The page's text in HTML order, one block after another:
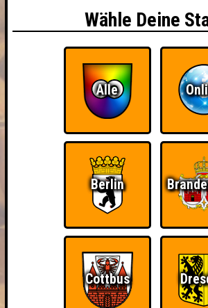
Wähle Deine
Alle
Berlin
Cottbus